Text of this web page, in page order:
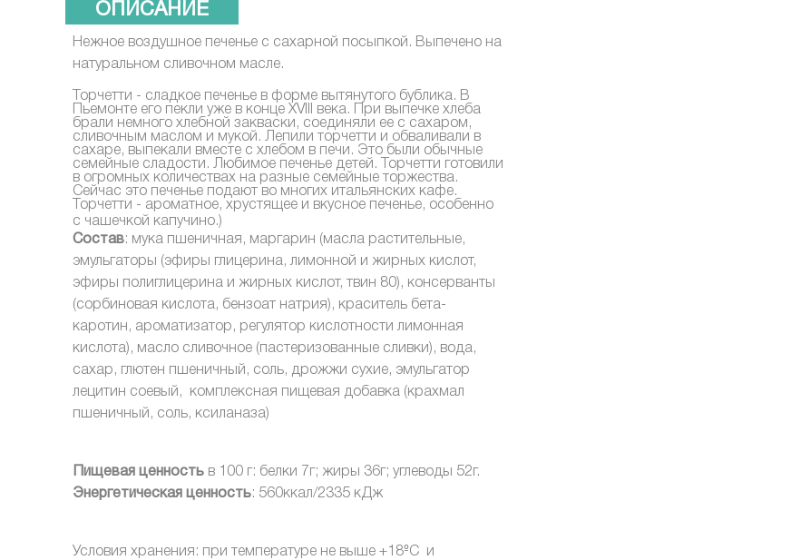
ОПИСАНИЕ
Нежное воздушное печенье с сахарной посыпкой. Выпечено на
натуральном сливочном масле.
Торчетти - сладкое печенье в форме вытянутого бублика. В
Пьемонте его пекли уже в конце XVIII века. При выпечке хлеба
брали немного хлебной закваски, соединяли ее с сахаром,
сливочным маслом и мукой. Лепили торчетти и обваливали в
сахаре, выпекали вместе с хлебом в печи. Это были обычные
семейные сладости. Любимое печенье детей. Торчетти готовили
в огромных количествах на разные семейные торжества.
Сейчас это печенье подают во многих итальянских кафе.
Торчетти - ароматное, хрустящее и вкусное печенье, особенно
с чашечкой капучино.)
Состав: мука пшеничная, маргарин (масла растительные,
эмульгаторы (эфиры глицерина, лимонной и жирных кислот,
эфиры полиглицерина и жирных кислот, твин 80), консерванты
(сорбиновая кислота, бензоат натрия), краситель бета-
каротин, ароматизатор, регулятор кислотности лимонная
кислота), масло сливочное (пастеризованные сливки), вода,
сахар, глютен пшеничный, соль, дрожжи сухие, эмульгатор
лецитин соевый, комплексная пищевая добавка (крахмал
пшеничный, соль, ксиланаза)
Пищевая ценность в 100 г: белки 7г; жиры 36г; углеводы 52г.
Энергетическая ценность: 560ккал/2335 кДж
Условия хранения: при температуре не выше +18ºС и